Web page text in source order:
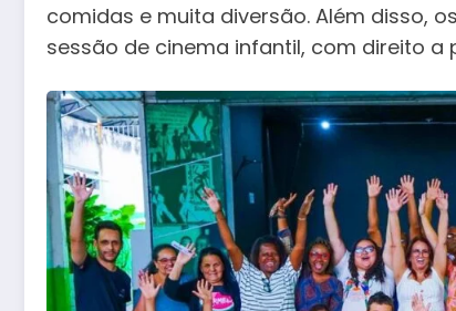
comidas e muita diversão. Além disso,
sessão de cinema infantil, com direito